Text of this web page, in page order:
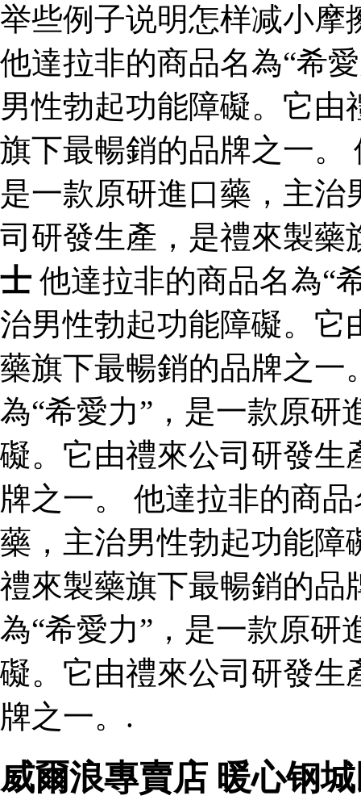
举些例子说明怎样减小
他達拉非的商品名為“希
男性勃起功能障礙。它
旗下最暢銷的品牌之一。
是一款原研進口藥，主
司研發生產，是禮來製
士 他達拉非的商品名為“
治男性勃起功能障礙。它
藥旗下最暢銷的品牌之一
為“希愛力”，是一款原研
礙。它由禮來公司研發生
牌之一。 他達拉非的商
藥，主治男性勃起功能障
禮來製藥旗下最暢銷的品
為“希愛力”，是一款原研
礙。它由禮來公司研發生
牌之一。.
威爾浪專賣店 暖心钢